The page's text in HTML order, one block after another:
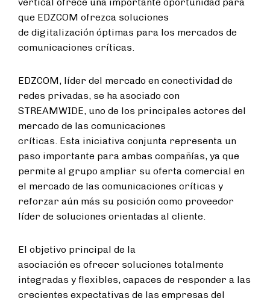
que EDZCOM ofrezca soluciones
de digitalización óptimas para los mercados de
comunicaciones críticas.
EDZCOM, líder del mercado en conectividad de
redes privadas, se ha asociado con
STREAMWIDE, uno de los principales actores del
mercado de las comunicaciones
críticas. Esta iniciativa conjunta representa un
paso importante para ambas compañías, ya que
permite al grupo ampliar su oferta comercial en
el mercado de las comunicaciones críticas y
reforzar aún más su posición como proveedor
líder de soluciones orientadas al cliente.
El objetivo principal de la
asociación es ofrecer soluciones totalmente
integradas y flexibles, capaces de responder a las
crecientes expectativas de las empresas del